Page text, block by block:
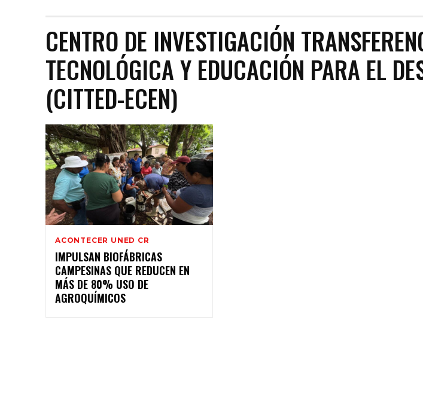
CENTRO DE INVESTIGACIÓN
TECNOLÓGICA Y EDUCACIÓN PARA EL
(CITTED-ECEN)
ACONTECER UNED CR
IMPULSAN BIOFÁBRICAS
CAMPESINAS QUE REDUCEN EN
MÁS DE 80% USO DE
AGROQUÍMICOS